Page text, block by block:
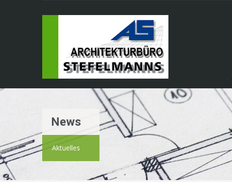
News
Aktuelles